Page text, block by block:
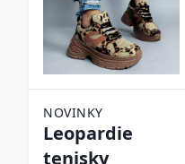
NOVINKY
Leopardie
tenisky